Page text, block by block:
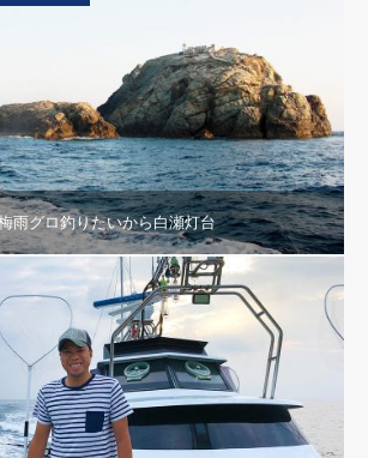
雨グロ釣りたいから白瀬灯台